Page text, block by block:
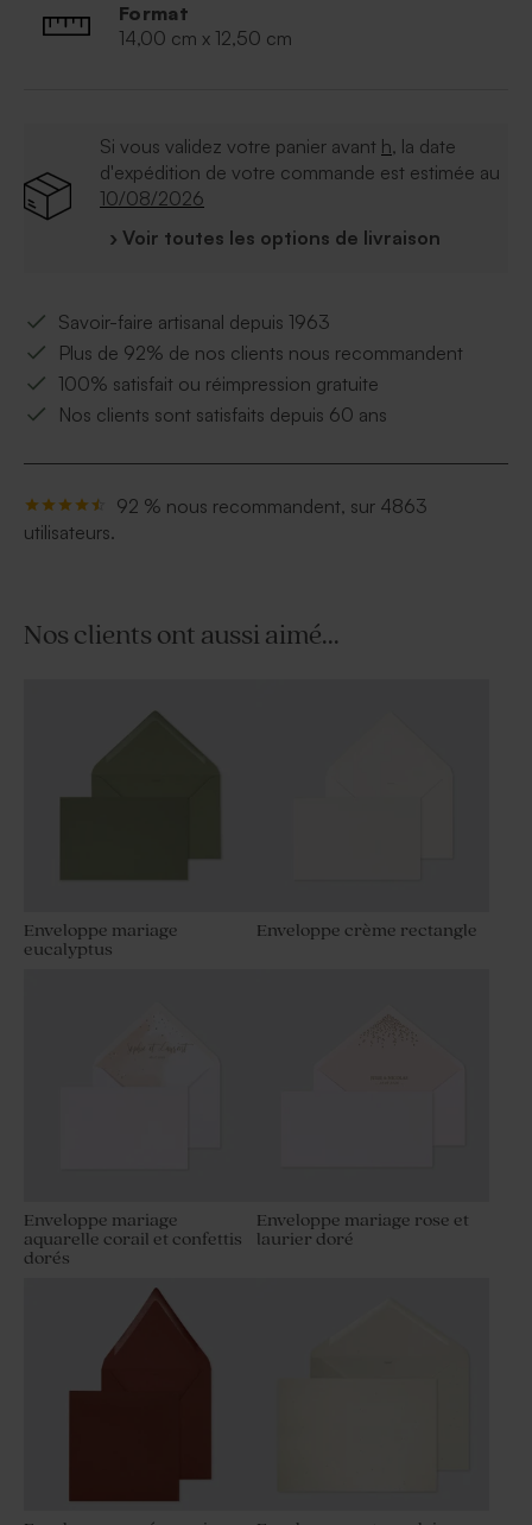
Format
14,00 cm x 12,50 cm
Si vous validez votre panier avant h, la date
d'expédition de votre commande est estimée au
10/08/2026
› Voir toutes les options de livraison
Savoir-faire artisanal depuis 1963
Plus de 92% de nos clients nous recommandent
100% satisfait ou réimpression gratuite
Nos clients sont satisfaits depuis 60 ans
92 % nous recommandent, sur 4863
utilisateurs.
Nos clients ont aussi aimé...
Enveloppe mariage
eucalyptus
Enveloppe crème rectangle
Enveloppe mariage
aquarelle corail et confettis
dorés
Enveloppe mariage rose et
laurier doré